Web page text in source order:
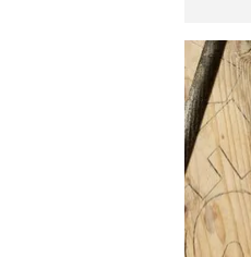
Ferngesteuertes Auto
Beheizbare Handschuhe